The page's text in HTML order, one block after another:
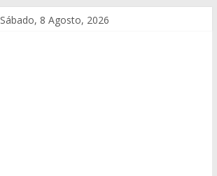
Sábado, 8 Agosto, 2026